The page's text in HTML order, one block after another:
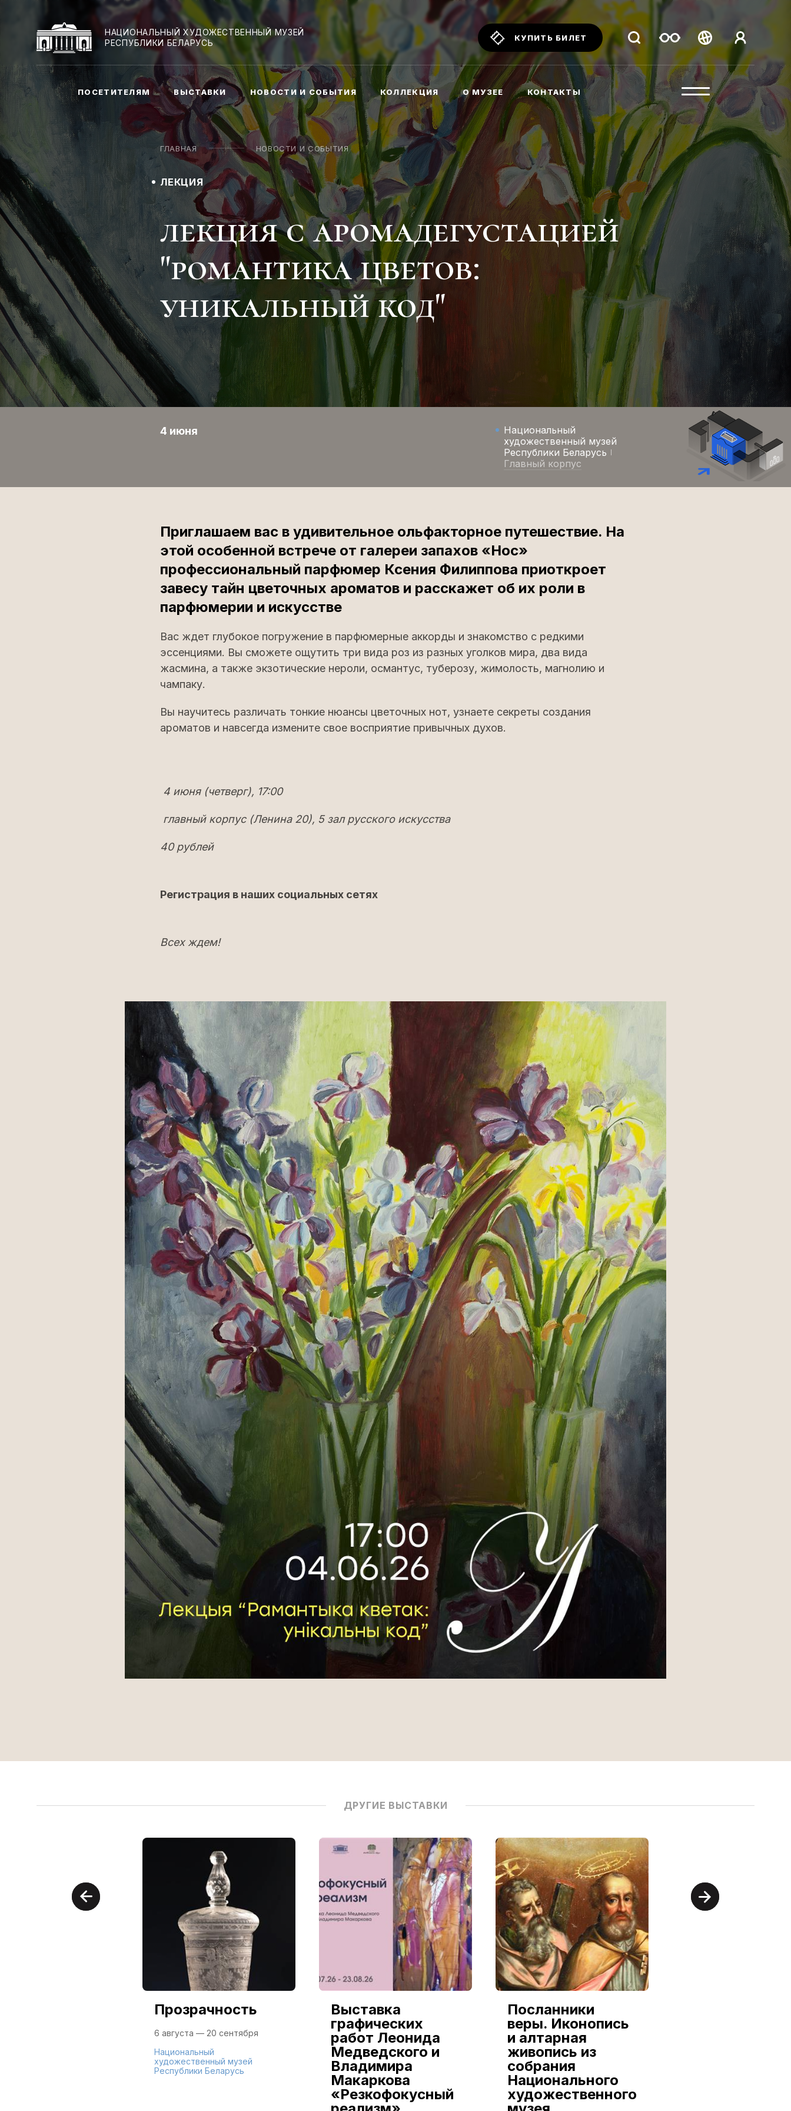
НАЦИОНАЛЬНЫЙ ХУДОЖЕСТВЕННЫЙ МУЗЕЙ
РЕСПУБЛИКИ БЕЛАРУСЬ
КУПИТЬ БИЛЕТ
Беларуская
Русский
English
ПОСЕТИТЕЛЯМ ВЫСТАВКИ НОВОСТИ И СОБЫТИЯ КОЛЛЕКЦИЯ О МУЗЕЕ КОНТАКТЫ
ГЛАВНАЯ НОВОСТИ И СОБЫТИЯ
ЛЕКЦИЯ
лекция с аромадегустацией
"романтика цветов:
уникальный код"
4 июня
Национальный
художественный музей
Республики Беларусь
Главный корпус
Приглашаем вас в удивительное ольфакторное путешествие. На
этой особенной встрече от галереи запахов «Нос»
профессиональный парфюмер Ксения Филиппова приоткроет
завесу тайн цветочных ароматов и расскажет об их роли в
парфюмерии и искусстве
Вас ждет глубокое погружение в парфюмерные аккорды и знакомство с редкими
эссенциями. Вы сможете ощутить три вида роз из разных уголков мира, два вида
жасмина, а также экзотические нероли, османтус, туберозу, жимолость, магнолию и
чампаку.
Вы научитесь различать тонкие нюансы цветочных нот, узнаете секреты создания
ароматов и навсегда измените свое восприятие привычных духов.
4 июня (четверг), 17:00
главный корпус (Ленина 20), 5 зал русского искусства
40 рублей
Регистрация в наших социальных сетях
Всех ждем!
ДРУГИЕ ВЫСТАВКИ
Прозрачность
6 августа — 20 сентября
Национальный
художественный музей
Республики Беларусь
Выставка
графических
работ Леонида
Медведского и
Владимира
Макаркова
«Резкофокусный
Посланники
веры. Иконопись
и алтарная
живопись из
собрания
Национального
художественного